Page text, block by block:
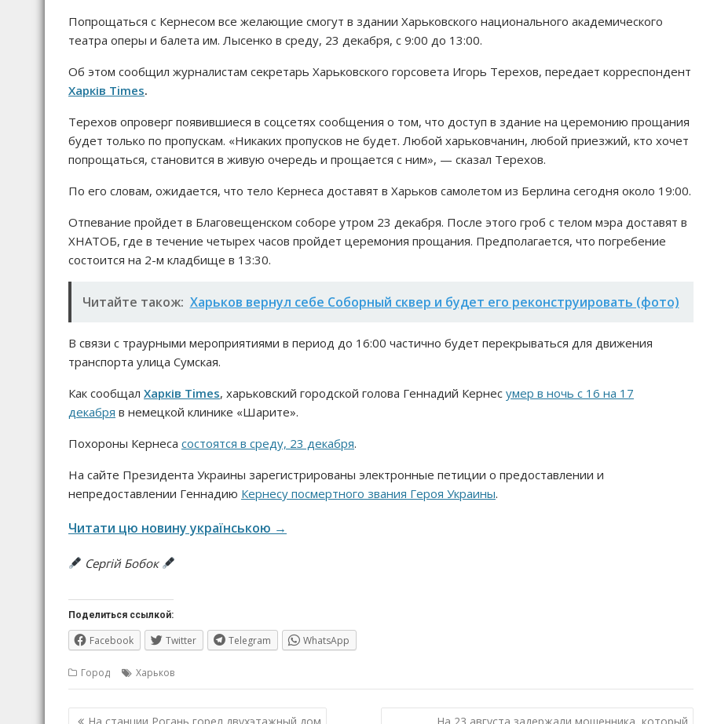
Попрощаться с Кернесом все желающие смогут в здании Харьковского национального академического
театра оперы и балета им. Лысенко в среду, 23 декабря, с 9:00 до 13:00.
Об этом сообщил журналистам секретарь Харьковского горсовета Игорь Терехов, передает корреспондент
Харків Times.
Терехов опроверг появившиеся в соцсетях сообщения о том, что доступ в здание на церемонию прощания
будет только по пропускам. «Никаких пропусков не будет. Любой харьковчанин, любой приезжий, кто хочет
попрощаться, становится в живую очередь и прощается с ним», — сказал Терехов.
По его словам, ожидается, что тело Кернеса доставят в Харьков самолетом из Берлина сегодня около 19:00.
Отпевание пройдет в Благовещенском соборе утром 23 декабря. После этого гроб с телом мэра доставят в
ХНАТОБ, где в течение четырех часов пройдет церемония прощания. Предполагается, что погребение
состоится на 2-м кладбище в 13:30.
Читайте також: Харьков вернул себе Соборный сквер и будет его реконструировать (фото)
В связи с траурными мероприятиями в период до 16:00 частично будет перекрываться для движения
транспорта улица Сумская.
Как сообщал Харків Times, харьковский городской голова Геннадий Кернес умер в ночь с 16 на 17
декабря в немецкой клинике «Шарите».
Похороны Кернеса состоятся в среду, 23 декабря.
На сайте Президента Украины зарегистрированы электронные петиции о предоставлении и
непредоставлении Геннадию Кернесу посмертного звания Героя Украины.
Читати цю новину українською →
Сергій Бобок
Поделиться ссылкой:
Facebook Twitter Telegram WhatsApp
Город Харьков
Навигация
На станции Рогань горел двухэтажный дом
На 23 августа задержали мошенника, который